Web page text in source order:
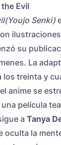
Evil
Senki)
su
La
los treinta y
anime se
película
a Tanya
oculta la